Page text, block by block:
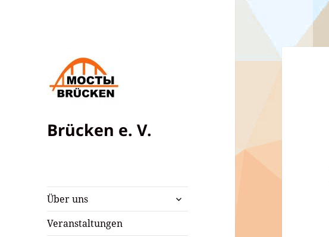
Brücken e. V.
Über uns
untermenü
öffnen
Veranstaltungen